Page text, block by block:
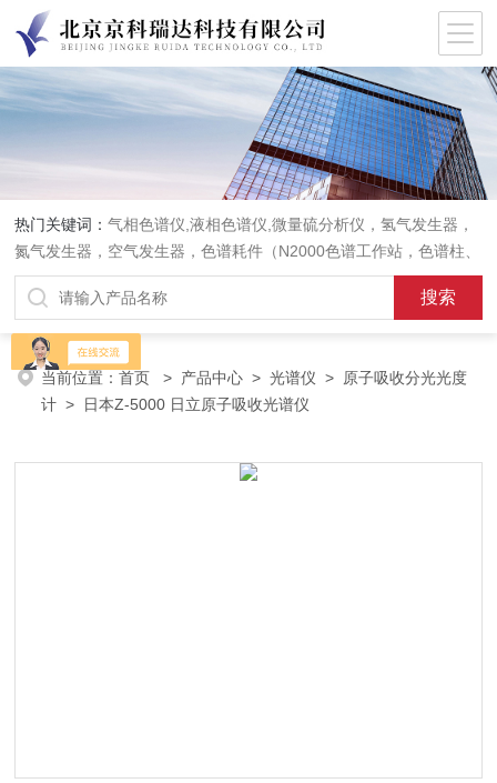
热门关键词：气相色谱仪,液相色谱仪,微量硫分析仪，氢气发生器，
氮气发生器，空气发生器，色谱耗件（N2000色谱工作站，色谱柱、
阀件、进样器、色谱担体），顶空进样器，热解析仪，紫外分光光度
计，原子吸收分光光度计，傅立叶红外光谱仪，分析天平等常规实验
室产品。
当前位置：首页 > 产品中心 >光谱仪 > 原子吸收分光光度
计 > 日本Z-5000 日立原子吸收光谱仪